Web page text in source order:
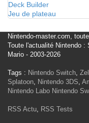
Deck Builder
Jeu de plateau
Nintendo-master.com,
Toute l'actualité Nintendo
Mario - 2003-2026
Tags : Nintendo Switch,
Splatoon, Nintendo 3DS,
Nintendo Labo Nintendo
RSS Actu, RSS Tests